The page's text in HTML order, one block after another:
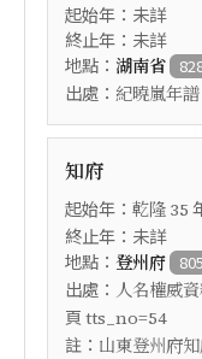
起始年：未詳
終止年：未詳
地點： 湖南省
出處： 紀曉嵐年譜
知府
起始年： 乾隆 35
終止年：未詳
地點： 登州府
出處： 人名權威
頁 tts_no=54
註： 山東登州府